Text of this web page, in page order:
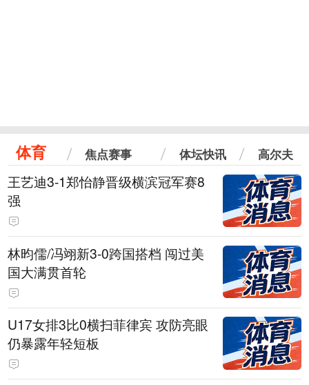
体育 焦点赛事 体坛快讯 高尔夫
王艺迪3-1郑怡静晋级横滨冠军赛8
强
林昀儒/冯翊新3-0跨国搭档 闯过美
国大满贯首轮
U17女排3比0横扫菲律宾 攻防亮眼
仍暴露年轻短板